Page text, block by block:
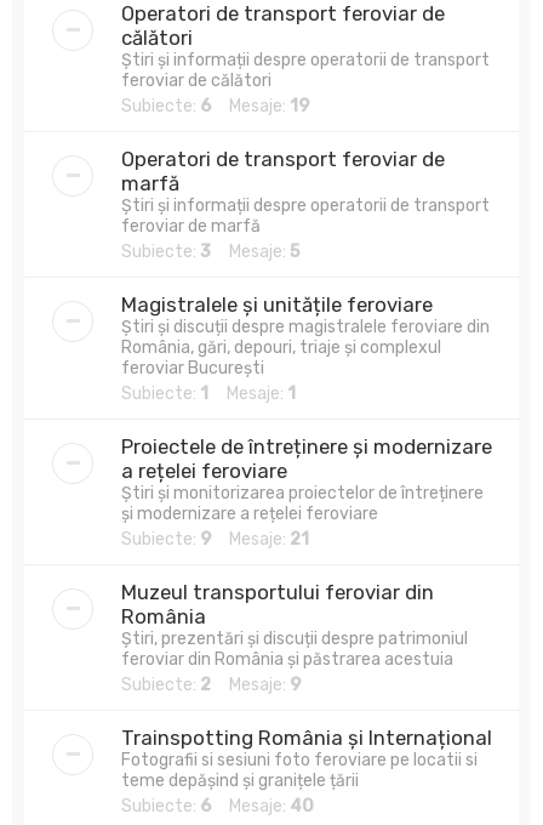
Operatori de transport feroviar de
călători
Știri și informații despre operatorii de transport
feroviar de călători
Subiecte: 6 Mesaje: 19
Operatori de transport feroviar de
marfă
Știri și informații despre operatorii de transport
feroviar de marfă
Subiecte: 3 Mesaje: 5
Magistralele și unitățile feroviare
Știri și discuții despre magistralele feroviare din
România, gări, depouri, triaje și complexul
feroviar București
Subiecte: 1 Mesaje: 1
Proiectele de întreținere și modernizare
a rețelei feroviare
Știri și monitorizarea proiectelor de întreținere
și modernizare a rețelei feroviare
Subiecte: 9 Mesaje: 21
Muzeul transportului feroviar din
România
Știri, prezentări și discuții despre patrimoniul
feroviar din România și păstrarea acestuia
Subiecte: 2 Mesaje: 9
Trainspotting România și Internațional
Fotografii si sesiuni foto feroviare pe locatii si
teme depășind și granițele țării
Subiecte: 6 Mesaje: 40